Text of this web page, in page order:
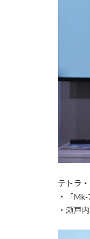
テトラ
・「
・瀬戸